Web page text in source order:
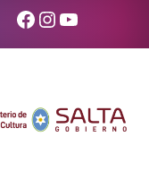
Facebook
Instagram
YouTube